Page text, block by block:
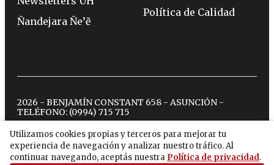
Utilizamos cookies propias y terceros para mejorar tu
experiencia de navegación y analizar nuestro tráfico. Al
continuar navegando, aceptás nuestra Política de privacidad.
Ñandejara Ñe’ẽ
Política de Calidad
2026 - BENJAMÍN CONSTANT 658 - ASUNCIÓN -
TELÉFONO: (0994) 715 715
twitterinstagram
facebook
tiktokyoutubespotify